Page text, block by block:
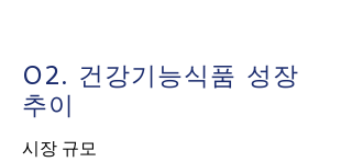
02. 건강기능식품 성장
추이
시장 규모